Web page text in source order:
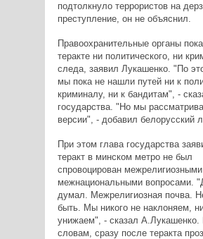
подтолкнуло террористов на
преступление, он не объяснил.
Правоохранительные органы
теракте ни политического, ни
следа, заявил Лукашенко. "По
мы пока не нашли путей ни к
криминалу, ни к бандитам", -
государства. "Но мы
версии", - добавил белорусский
При этом глава государства
теракт в минском метро не был
спровоцирован
межнациональными вопросами.
думал. Межрелигиозная почва.
быть. Мы никого не наклоняем,
унижаем", - сказал А.Лукашенко.
словам, сразу после теракта